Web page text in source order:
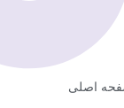
اصلی